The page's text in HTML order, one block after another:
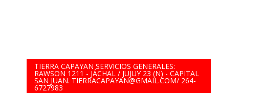
TIERRA CAPAYAN SERVICIOS GENERALES:
RAWSON 1211 - JÁCHAL / JUJUY 23 (N) - CAPITAL
SAN JUAN. TIERRACAPAYAN@GMAIL.COM/ 264-
6727983